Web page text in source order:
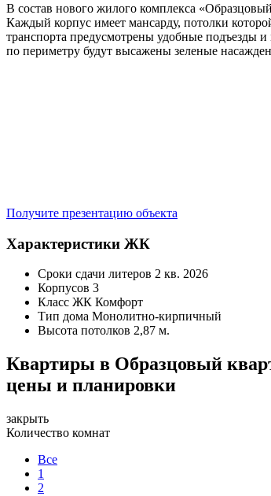
В состав нового жилого комплекса
Каждый корпус имеет мансарду, потолки
транспорта предусмотрены удобные подъезды
по периметру будут высажены зеленые
Получите презентацию объекта
Характеристики ЖК
Сроки сдачи литеров 2 кв. 2026
Корпусов 3
Класс ЖК Комфорт
Тип дома Монолитно-кирпичный
Высота потолков 2,87 м.
Квартиры в Образцовый
цены и планировки
закрыть
Количество комнат
Все
1
2